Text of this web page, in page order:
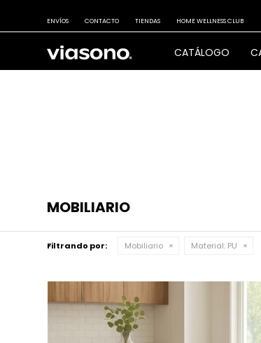
CATÁLOGO
ENVÍOS CONTACTO TIENDAS HOME WELLNESS CLUB
MOBILIARIO
Filtrando por: Mobiliario Material: PU